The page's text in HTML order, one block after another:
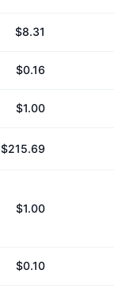
$8.31
$0.16
$1.00
$215.69
$1.00
$0.10